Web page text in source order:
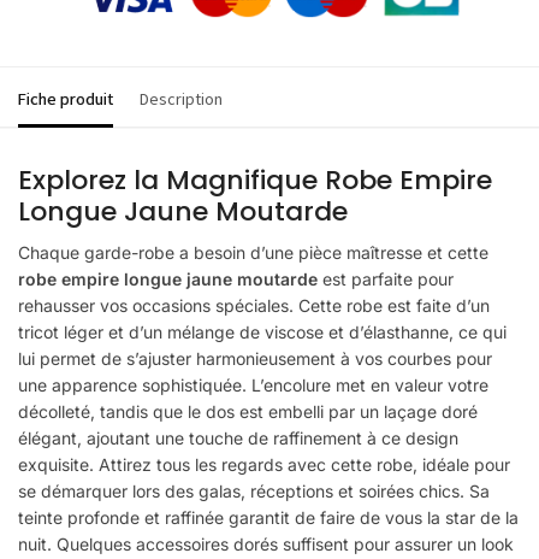
Fiche produit Description
Explorez la Magnifique Robe Empire
Longue Jaune Moutarde
Chaque garde-robe a besoin d’une pièce maîtresse et cette
robe empire longue jaune moutarde est parfaite pour
rehausser vos occasions spéciales. Cette robe est faite d’un
tricot léger et d’un mélange de viscose et d’élasthanne, ce qui
lui permet de s’ajuster harmonieusement à vos courbes pour
une apparence sophistiquée. L’encolure met en valeur votre
décolleté, tandis que le dos est embelli par un laçage doré
élégant, ajoutant une touche de raffinement à ce design
exquisite. Attirez tous les regards avec cette robe, idéale pour
se démarquer lors des galas, réceptions et soirées chics. Sa
teinte profonde et raffinée garantit de faire de vous la star de la
nuit. Quelques accessoires dorés suffisent pour assurer un look